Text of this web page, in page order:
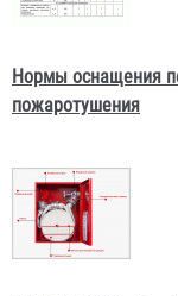
Нормы оснащения
пожаротушения